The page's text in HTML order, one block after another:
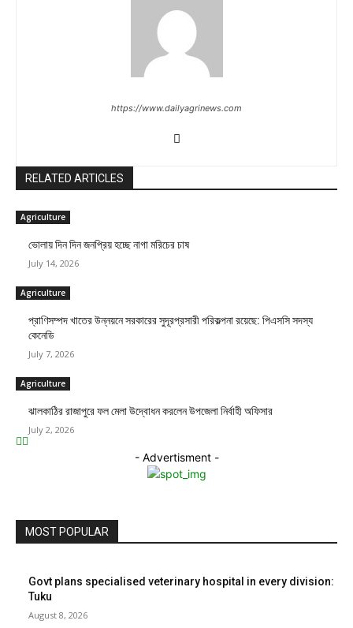
https://www.dailyagrinews.com
RELATED ARTICLES
Agriculture
ভোলায় দিন দিন জনপ্রিয় হচ্ছে নাগা মরিচের চাষ
July 14, 2026
Agriculture
প্রাণিসম্পদ খাতের উন্নয়নে সরকারের সুদূরপ্রসারী পরিকল্পনা রয়েছে: পিএসসি সদস্য
কেনেডি
July 7, 2026
Agriculture
ঝালকাঠির রাজাপুরে ফল মেলা উদ্বোধন করলেন উপজেলা নির্বাহী অফিসার
July 2, 2026
- Advertisment -
MOST POPULAR
Govt plans specialised veterinary hospital in every division:
Tuku
August 8, 2026